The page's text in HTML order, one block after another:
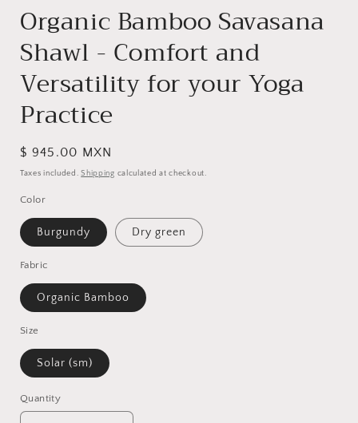
Organic Bamboo Savasana
Shawl - Comfort and
Versatility for your Yoga
Practice
Regular
price
$ 945.00 MXN
Taxes included.Shipping calculated at checkout.
Color
Burgundy Dry green
Fabric
Organic Bamboo
Size
Solar (sm)
Quantity